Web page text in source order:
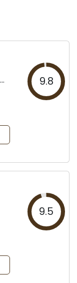
9.8
9.5